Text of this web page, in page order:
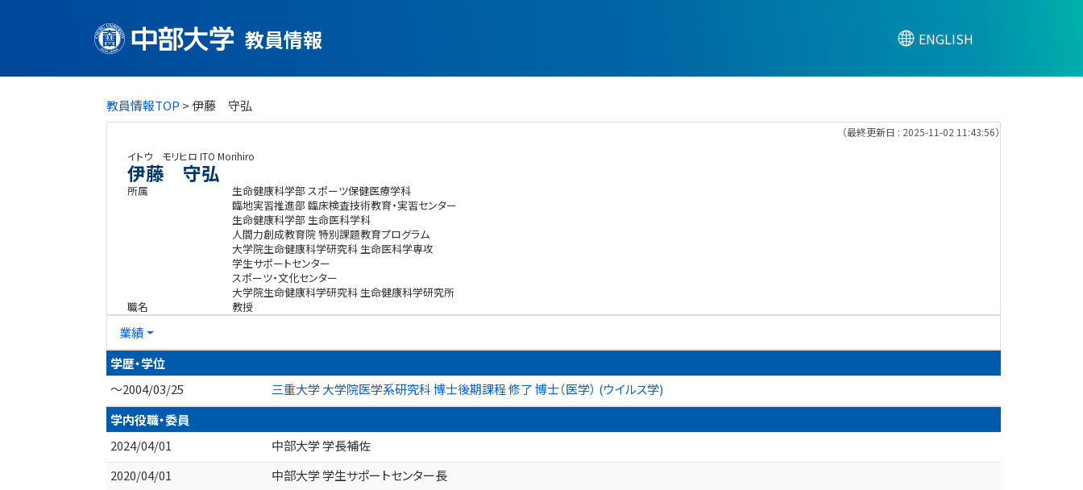
教員情報 ENGLISH
教員情報TOP > 伊藤 守弘
（最終更新日 : 2025-11-02 11:43:56）
イトウ モリヒロ ITO Morihiro
伊藤 守弘
所属
生命健康科学部 スポーツ保健医療学科
臨地実習推進部 臨床検査技術教育・実習センター
生命健康科学部 生命医科学科
人間力創成教育院 特別課題教育プログラム
大学院生命健康科学研究科 生命医科学専攻
学生サポートセンター
スポーツ・文化センター
大学院生命健康科学研究科 生命健康科学研究所
職名
教授
業績
学歴・学位
～2004/03/25
三重大学 大学院医学系研究科 博士後期課程 修了 博士（医学） (ウイルス学)
学内役職・委員
2024/04/01
中部大学 学長補佐
2020/04/01
中部大学 学生サポートセンター長